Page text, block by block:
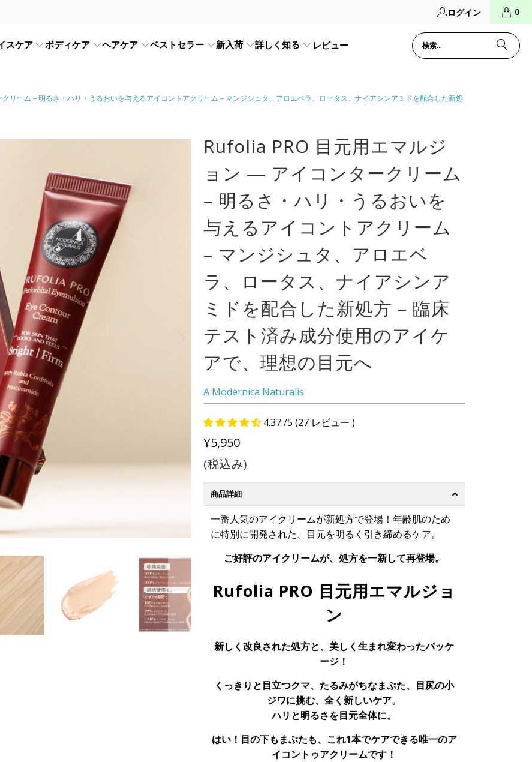
ログイン 0
スケア ボディケア ヘアケア ベストセラー 新入荷 詳しく知る レビュー
リーム – 明るさ・ハリ・うるおいを与えるアイコントアクリーム – マンジシュタ、アロエベラ、ロータス、ナイアシンアミドを配合した新処
Rufolia PRO 目元用エマルジ
ョン ― アイコンタークリーム
– 明るさ・ハリ・うるおいを
与えるアイコントアクリーム
– マンジシュタ、アロエベ
ラ、ロータス、ナイアシンア
ミドを配合した新処方 – 臨床
テスト済み成分使用のアイケ
アで、理想の目元へ
A Modernica Naturalis
4.37 /5 (27 レビュー )
¥5,950
(税込み)
商品詳細
一番人気のアイクリームが新処方で登場！年齢肌のため
に特別に開発された、目元を明るく引き締めるケア。
ご好評のアイクリームが、処方を一新して再登場。
Rufolia PRO 目元用エマルジョ
ン
新しく改良された処方と、美しく生まれ変わったパッケ
ージ！
くっきりと目立つクマ、たるみがちなまぶた、目尻の小
ジワに挑む、全く新しいケア。
ハリと明るさを目元全体に。
はい！目の下もまぶたも、これ1本でケアできる唯一のア
イコントゥアクリームです！